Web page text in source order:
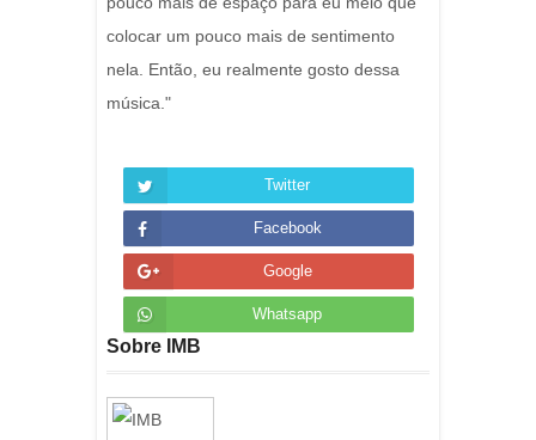
colocar um pouco mais de sentimento
nela. Então, eu realmente gosto dessa
música."
Twitter
Facebook
Google
Whatsapp
Sobre IMB